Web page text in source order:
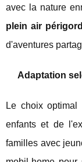
avec la nature
plein air périgord
d'aventures
Adaptation
Le choix
enfants et de
familles avec